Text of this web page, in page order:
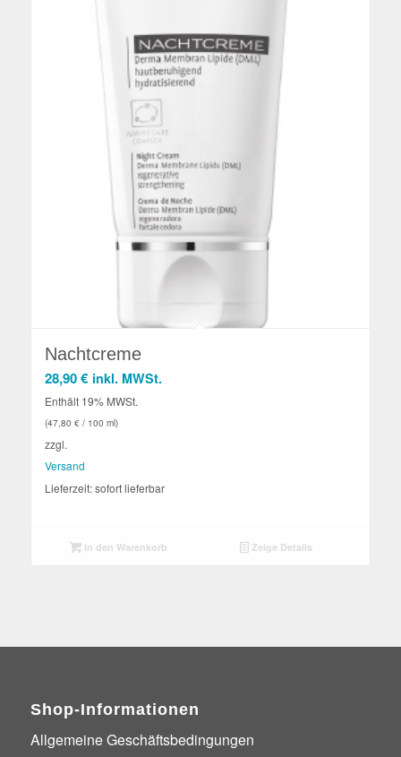
Nachtcreme
28,90€ inkl. MWSt.
Enthält 19% MWSt.
(47,80 €/ 100 ml)
zzgl.
Versand
Lieferzeit: sofort lieferbar
In den Warenkorb Zeige Details
Shop-Informationen
Allgemeine Geschäftsbedingungen